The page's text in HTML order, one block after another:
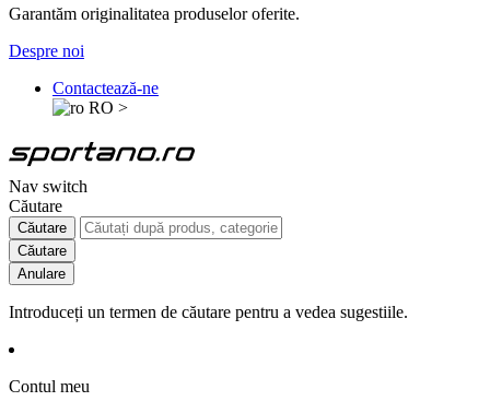
Garantăm originalitatea produselor oferite.
Despre noi
Contactează-ne
RO >
Nav switch
Căutare
Căutare
Căutare
Anulare
Introduceți un termen de căutare pentru a vedea sugestiile.
Contul meu